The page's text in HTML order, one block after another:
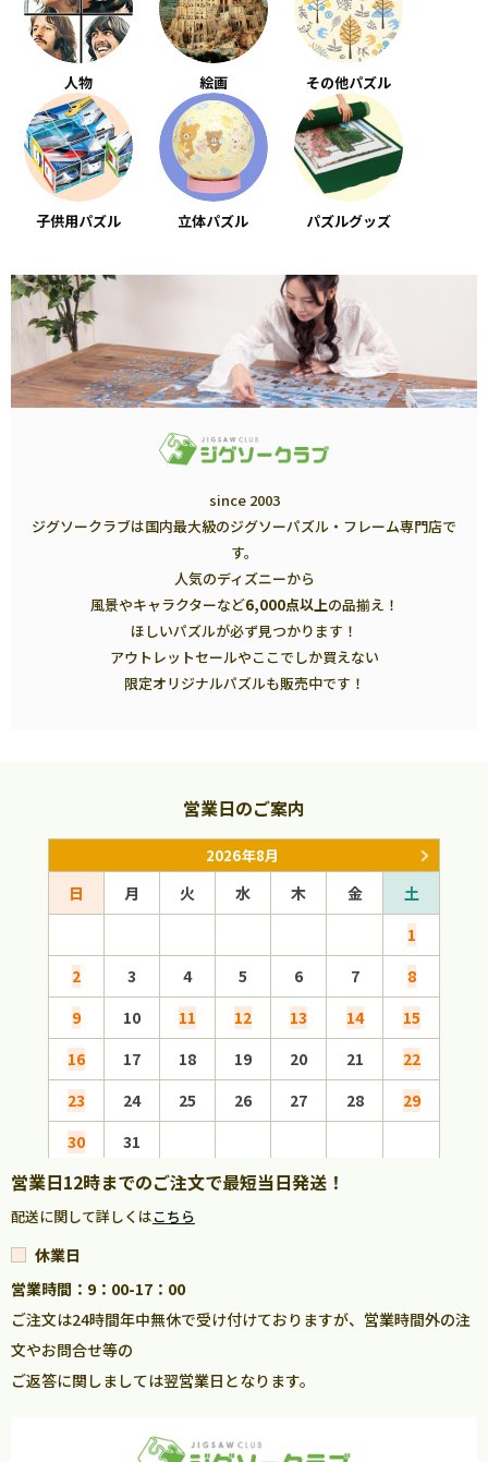
人物 絵画 その他パズル
子供用パズル 立体パズル パズルグッズ
since 2003
ジグソークラブは国内最大級のジグソーパズル・フレーム専門店で
す。
人気のディズニーから
風景やキャラクターなど6,000点以上の品揃え！
ほしいパズルが必ず見つかります！
アウトレットセールやここでしか買えない
限定オリジナルパズルも販売中です！
営業日のご案内
2026年8月
日 月 火 水 木 金
土
1
2
3 4 5 6 7
8
9
10 11 12 13 14
15
16
17 18 19 20 21
22
23
24 25 26 27 28
29
30
31
営業日12時までのご注文で最短当日発送！
配送に関して詳しくはこちら
休業日
営業時間：9：00-17：00
ご注文は24時間年中無休で受け付けておりますが、営業時間外の注
文やお問合せ等の
ご返答に関しましては翌営業日となります。